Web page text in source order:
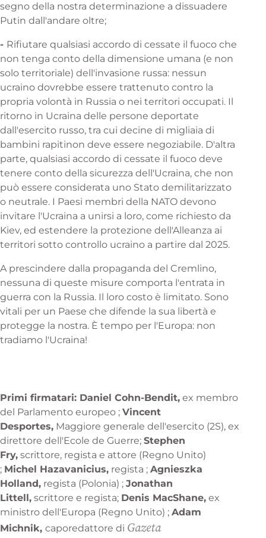
segno della nostra determinazione a dissuadere
Putin dall'andare oltre;
- Rifiutare qualsiasi accordo di cessate il fuoco che
non tenga conto della dimensione umana (e non
solo territoriale) dell'invasione russa: nessun
ucraino dovrebbe essere trattenuto contro la
propria volontà in Russia o nei territori occupati. Il
ritorno in Ucraina delle persone deportate
dall'esercito russo, tra cui decine di migliaia di
bambini rapitinon deve essere negoziabile. D'altra
parte, qualsiasi accordo di cessate il fuoco deve
tenere conto della sicurezza dell'Ucraina, che non
può essere considerata uno Stato demilitarizzato
o neutrale. I Paesi membri della NATO devono
invitare l'Ucraina a unirsi a loro, come richiesto da
Kiev, ed estendere la protezione dell'Alleanza ai
territori sotto controllo ucraino a partire dal 2025.
A prescindere dalla propaganda del Cremlino,
nessuna di queste misure comporta l'entrata in
guerra con la Russia. Il loro costo è limitato. Sono
vitali per un Paese che difende la sua libertà e
protegge la nostra. È tempo per l'Europa: non
tradiamo l'Ucraina!
Primi firmatari: Daniel Cohn-Bendit, ex membro
del Parlamento europeo ; Vincent
Desportes, Maggiore generale dell'esercito (2S), ex
direttore dell'Ecole de Guerre; Stephen
Fry, scrittore, regista e attore (Regno Unito)
; Michel Hazavanicius, regista ; Agnieszka
Holland, regista (Polonia) ; Jonathan
Littell, scrittore e regista; Denis MacShane, ex
ministro dell'Europa (Regno Unito) ; Adam
Michnik, caporedattore di Gazeta